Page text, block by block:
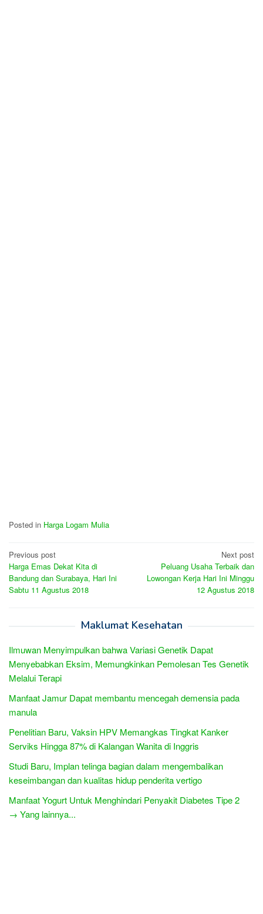
Posted in Harga Logam Mulia
Post
navigation
Previous post
Harga Emas Dekat Kita di
Bandung dan Surabaya, Hari Ini
Sabtu 11 Agustus 2018
Next post
Peluang Usaha Terbaik dan
Lowongan Kerja Hari Ini Minggu
12 Agustus 2018
Maklumat Kesehatan
Ilmuwan Menyimpulkan bahwa Variasi Genetik Dapat
Menyebabkan Eksim, Memungkinkan Pemolesan Tes Genetik
Melalui Terapi
Manfaat Jamur Dapat membantu mencegah demensia pada
manula
Penelitian Baru, Vaksin HPV Memangkas Tingkat Kanker
Serviks Hingga 87% di Kalangan Wanita di Inggris
Studi Baru, Implan telinga bagian dalam mengembalikan
keseimbangan dan kualitas hidup penderita vertigo
Manfaat Yogurt Untuk Menghindari Penyakit Diabetes Tipe 2
→ Yang lainnya...